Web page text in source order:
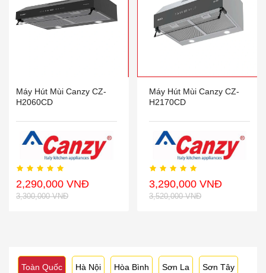
Máy Hút Mùi Canzy CZ-
H2060CD
2,290,000 VNĐ
3,300,000 VNĐ
Máy Hút Mùi Canzy CZ-
H2170CD
3,290,000 VNĐ
3,520,000 VNĐ
Toàn Quốc Hà Nội Hòa Bình Sơn La Sơn Tây